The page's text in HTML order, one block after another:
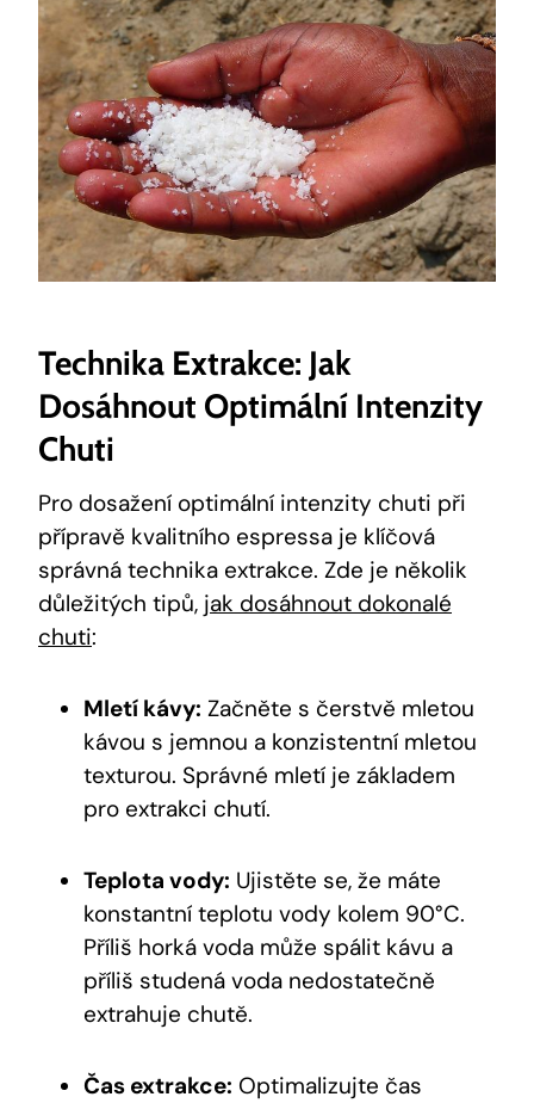
Technika Extrakce: Jak
Dosáhnout Optimální Intenzity
Chuti
Pro dosažení optimální intenzity chuti při
přípravě kvalitního espressa je klíčová
správná technika extrakce. Zde je několik
důležitých tipů, jak dosáhnout dokonalé
chuti:
Mletí kávy: Začněte s čerstvě mletou
kávou s jemnou a konzistentní mletou
texturou. Správné mletí je základem
pro extrakci chutí.
Teplota vody: Ujistěte se, že máte
konstantní teplotu vody kolem 90°C.
Příliš horká voda může spálit kávu a
příliš studená voda nedostatečně
extrahuje chutě.
Čas extrakce: Optimalizujte čas